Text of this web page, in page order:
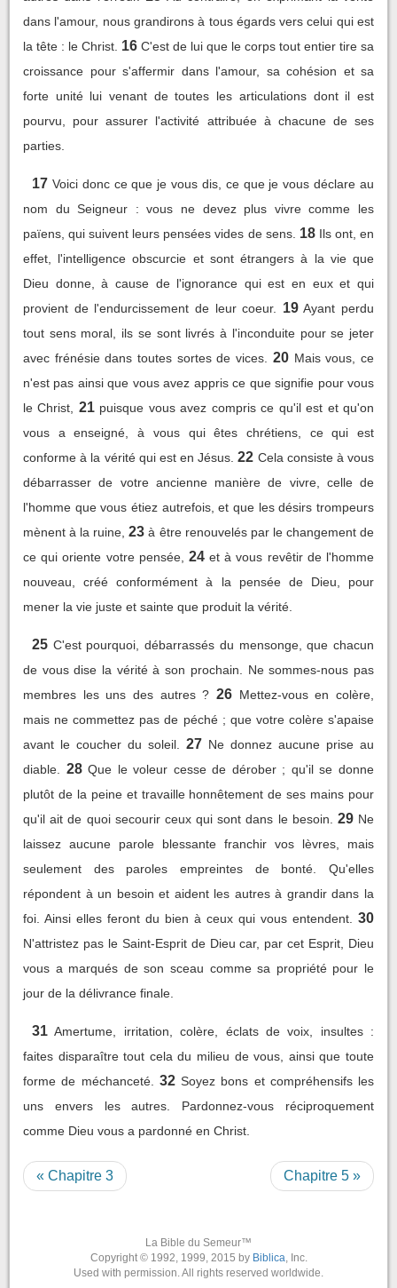
dans l'amour, nous grandirons à tous égards vers celui qui est
la tête : le Christ. 16 C'est de lui que le corps tout entier tire sa
croissance pour s'affermir dans l'amour, sa cohésion et sa
forte unité lui venant de toutes les articulations dont il est
pourvu, pour assurer l'activité attribuée à chacune de ses
parties.
17 Voici donc ce que je vous dis, ce que je vous déclare au
nom du Seigneur : vous ne devez plus vivre comme les
païens, qui suivent leurs pensées vides de sens. 18 Ils ont, en
effet, l'intelligence obscurcie et sont étrangers à la vie que
Dieu donne, à cause de l'ignorance qui est en eux et qui
provient de l'endurcissement de leur coeur.
19 Ayant perdu
tout sens moral, ils se sont livrés à l'inconduite pour se jeter
avec frénésie dans toutes sortes de vices.
20 Mais vous, ce
n'est pas ainsi que vous avez appris ce que signifie pour vous
le Christ,
21 puisque vous avez compris ce qu'il est et qu'on
vous a enseigné, à vous qui êtes chrétiens, ce qui est
conforme à la vérité qui est en Jésus. 22 Cela consiste à vous
débarrasser de votre ancienne manière de vivre, celle de
l'homme que vous étiez autrefois, et que les désirs trompeurs
mènent à la ruine, 23 à être renouvelés par le changement de
ce qui oriente votre pensée, 24 et à vous revêtir de l'homme
nouveau, créé conformément à la pensée de Dieu, pour
mener la vie juste et sainte que produit la vérité.
25 C'est pourquoi, débarrassés du mensonge, que chacun
de vous dise la vérité à son prochain. Ne sommes-nous pas
membres les uns des autres ? 26 Mettez-vous en colère,
mais ne commettez pas de péché ; que votre colère s'apaise
avant le coucher du soleil.
27 Ne donnez aucune prise au
diable.
28 Que le voleur cesse de dérober ; qu'il se donne
plutôt de la peine et travaille honnêtement de ses mains pour
qu'il ait de quoi secourir ceux qui sont dans le besoin.
29 Ne
laissez aucune parole blessante franchir vos lèvres, mais
seulement des paroles empreintes de bonté. Qu'elles
répondent à un besoin et aident les autres à grandir dans la
foi. Ainsi elles feront du bien à ceux qui vous entendent.
30
N'attristez pas le Saint-Esprit de Dieu car, par cet Esprit, Dieu
vous a marqués de son sceau comme sa propriété pour le
jour de la délivrance finale.
31 Amertume, irritation, colère, éclats de voix, insultes :
faites disparaître tout cela du milieu de vous, ainsi que toute
forme de méchanceté.
32 Soyez bons et compréhensifs les
uns envers les autres. Pardonnez-vous réciproquement
comme Dieu vous a pardonné en Christ.
« Chapitre 3 Chapitre 5 »
La Bible du Semeur™
Copyright © 1992, 1999, 2015 by Biblica, Inc.
Used with permission. All rights reserved worldwide.